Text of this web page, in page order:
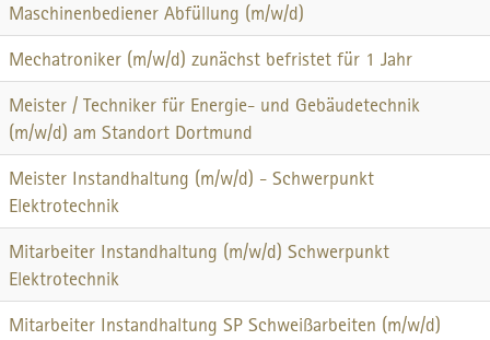
Maschinenbediener Abfüllung (m/w/d)
Mechatroniker (m/w/d) zunächst befristet für 1 Jahr
Meister / Techniker für Energie- und Gebäudetechnik
(m/w/d) am Standort Dortmund
Meister Instandhaltung (m/w/d) - Schwerpunkt
Elektrotechnik
Mitarbeiter Instandhaltung (m/w/d) Schwerpunkt
Elektrotechnik
Mitarbeiter Instandhaltung SP Schweißarbeiten (m/w/d)